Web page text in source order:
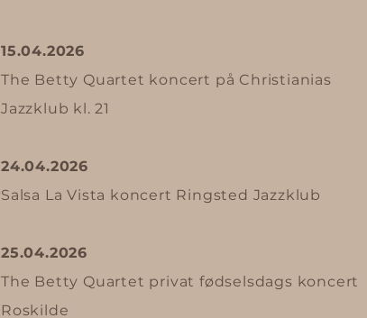
15.04.2026
The Betty Quartet koncert på Christianias
Jazzklub kl. 21
24.04.2026
Salsa La Vista koncert Ringsted Jazzklub
25.04.2026
The Betty Quartet privat fødselsdags koncert
Roskilde